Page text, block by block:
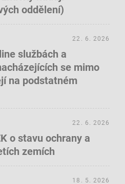
oddělení)
službách a
se mimo
na podstatném
22. 6. 2026
o stavu ochrany a
zemích
22. 6. 2026
18. 5. 2026